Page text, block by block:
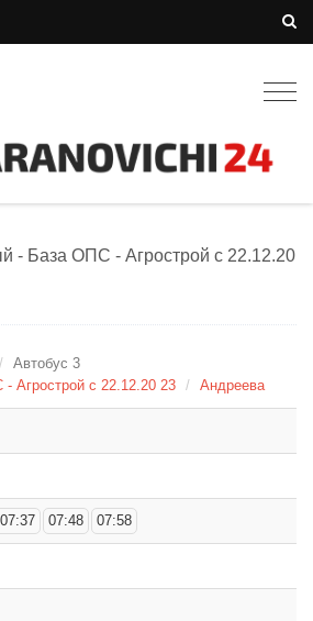
- База ОПС - Агрострой с 22.12.20
Автобус 3
Агрострой с 22.12.20 23
Андреева
07:37 07:48 07:58